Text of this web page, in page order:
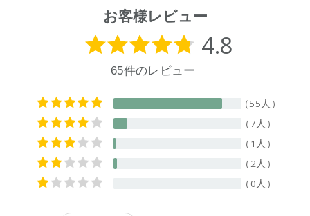
衣料品用(綿・毛・絹・合成繊維)
【成分】
水、ビス(アシルオキシエチル)ヒドロキシエチルメチルアンモ
ニウムメトサルフェートエステルクォート、イソプロパノー
ル、ベンジルアルコール、デヒドロ酢酸、塩化Ca、天然由来
香料、パチョリ葉油、シャムアンソクコウノキ樹脂エキス、
お客様レビュー